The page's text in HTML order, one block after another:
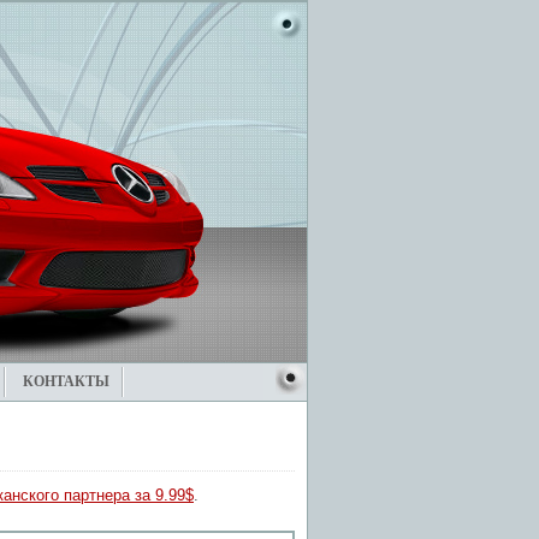
КОНТАКТЫ
партнера за 9.99$.